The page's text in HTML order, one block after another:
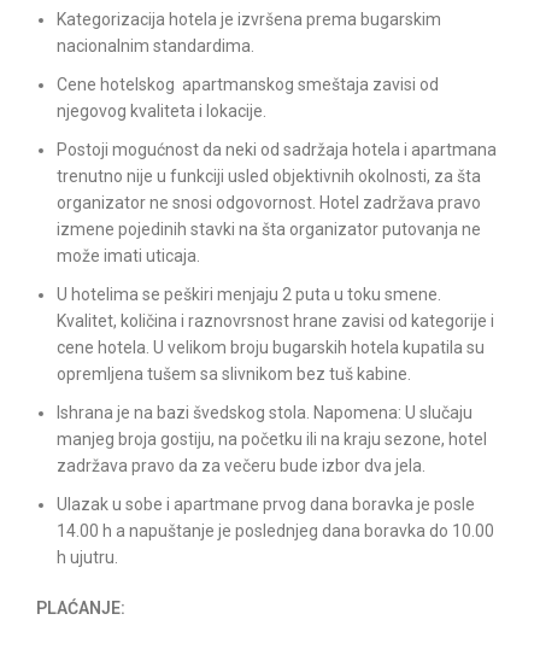
Kategorizacija hotela je izvršena prema bugarskim
nacionalnim standardima.
Cene hotelskog apartmanskog smeštaja zavisi od
njegovog kvaliteta i lokacije.
Postoji mogućnost da neki od sadržaja hotela i apartmana
trenutno nije u funkciji usled objektivnih okolnosti, za šta
organizator ne snosi odgovornost. Hotel zadržava pravo
izmene pojedinih stavki na šta organizator putovanja ne
može imati uticaja.
U hotelima se peškiri menjaju 2 puta u toku smene.
Kvalitet, količina i raznovrsnost hrane zavisi od kategorije i
cene hotela. U velikom broju bugarskih hotela kupatila su
opremljena tušem sa slivnikom bez tuš kabine.
Ishrana je na bazi švedskog stola. Napomena: U slučaju
manjeg broja gostiju, na početku ili na kraju sezone, hotel
zadržava pravo da za večeru bude izbor dva jela.
Ulazak u sobe i apartmane prvog dana boravka je posle
14.00 h a napuštanje je poslednjeg dana boravka do 10.00
h ujutru.
PLAĆANJE: